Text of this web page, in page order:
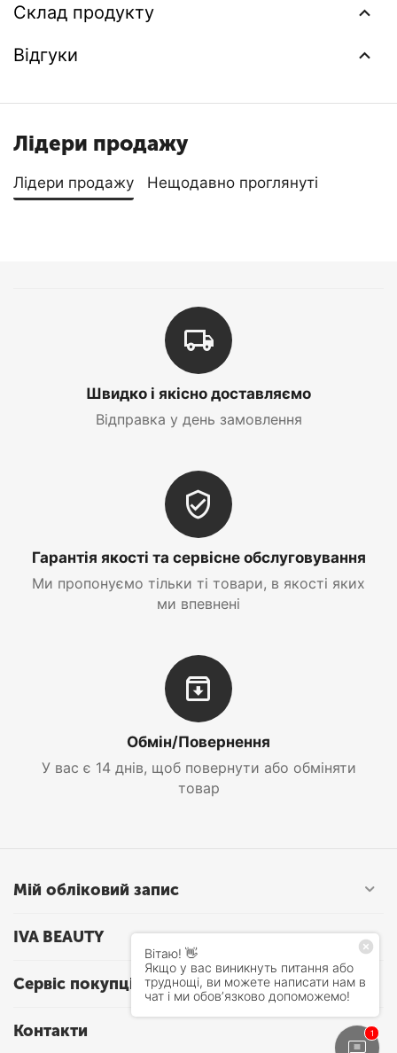
Склад продукту
Відгуки
Лідери продажу
Лідери продажу Нещодавно проглянуті
Швидко і якісно доставляємо
Відправка у день замовлення
Гарантія якості та сервісне обслуговування
Ми пропонуємо тільки ті товари, в якості яких
ми впевнені
Обмін/Повернення
У вас є 14 днів, щоб повернути або обміняти
товар
Мій обліковий запис
IVA BEAUTY
Сервіс покупців
Контакти